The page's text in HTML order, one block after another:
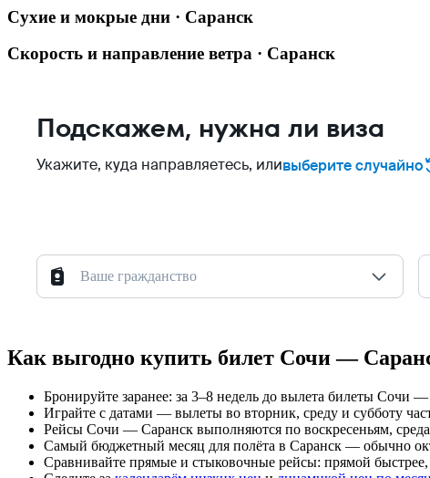
Сухие и мокрые дни · Саранск
Скорость и направление ветра · Саранск
Подскажем, нужна ли виза
Укажите, куда направляетесь, иливыберите случайно
Ваше гражданство
Как выгодно купить билет Сочи —
Бронируйте заранее: за 3–8 недель до вылета билеты
Играйте с датами — вылеты во вторник, среду и субботу
Рейсы Сочи — Саранск выполняются по воскресеньям,
Самый бюджетный месяц для полёта в Саранск — обычно
Сравнивайте прямые и стыковочные рейсы: прямой